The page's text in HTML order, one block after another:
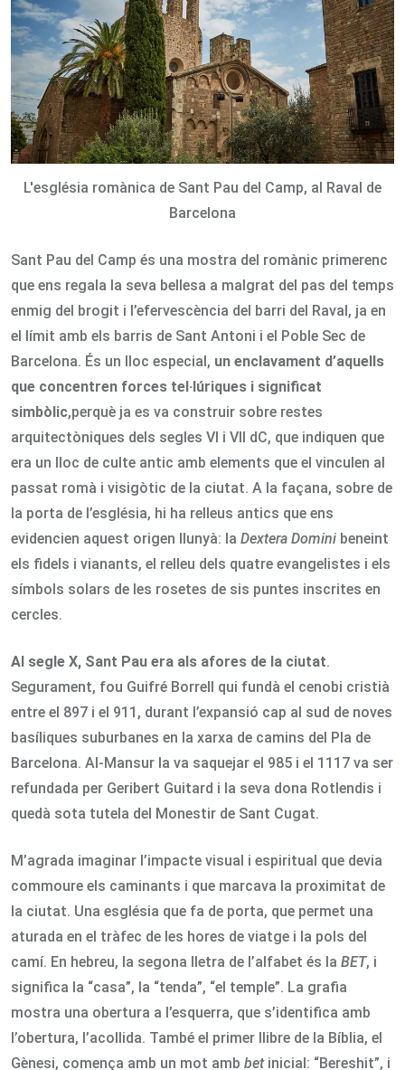
L'església romànica de Sant Pau del Camp, al Raval de
Barcelona
Sant Pau del Camp és una mostra del romànic primerenc
que ens regala la seva bellesa a malgrat del pas del temps
enmig del brogit i l’efervescència del barri del Raval, ja en
el límit amb els barris de Sant Antoni i el Poble Sec de
Barcelona. És un lloc especial, un enclavament d’aquells
que concentren forces tel·lúriques i significat
simbòlic,perquè ja es va construir sobre restes
arquitectòniques dels segles VI i VII dC, que indiquen que
era un lloc de culte antic amb elements que el vinculen al
passat romà i visigòtic de la ciutat. A la façana, sobre de
la porta de l’església, hi ha relleus antics que ens
evidencien aquest origen llunyà: la Dextera Domini beneint
els fidels i vianants, el relleu dels quatre evangelistes i els
símbols solars de les rosetes de sis puntes inscrites en
cercles.
Al segle X, Sant Pau era als afores de la ciutat.
Segurament, fou Guifré Borrell qui fundà el cenobi cristià
entre el 897 i el 911, durant l’expansió cap al sud de noves
basíliques suburbanes en la xarxa de camins del Pla de
Barcelona. Al-Mansur la va saquejar el 985 i el 1117 va ser
refundada per Geribert Guitard i la seva dona Rotlendis i
quedà sota tutela del Monestir de Sant Cugat.
M’agrada imaginar l’impacte visual i espiritual que devia
commoure els caminants i que marcava la proximitat de
la ciutat. Una església que fa de porta, que permet una
aturada en el tràfec de les hores de viatge i la pols del
camí. En hebreu, la segona lletra de l’alfabet és la BET, i
significa la “casa”, la “tenda”, “el temple”. La grafia
mostra una obertura a l’esquerra, que s’identifica amb
l’obertura, l’acollida. També el primer llibre de la Bíblia, el
Gènesi, comença amb un mot amb betinicial: “Bereshit”, i